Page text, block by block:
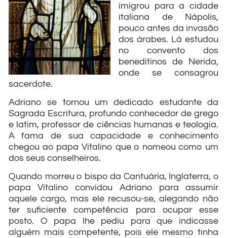
imigrou para a cidade
italiana de Nápolis,
pouco antes da invasão
dos árabes. Lá estudou
no convento dos
beneditinos de Nerida,
onde se consagrou
sacerdote.
Adriano se tornou um dedicado estudante da
Sagrada Escritura, profundo conhecedor de grego
e latim, professor de ciências humanas e teologia.
A fama de sua capacidade e conhecimento
chegou ao papa Vitalino que o nomeou como um
dos seus conselheiros.
Quando morreu o bispo da Cantuária, Inglaterra, o
papa Vitalino convidou Adriano para assumir
aquele cargo, mas ele recusou-se, alegando não
ter suficiente competência para ocupar esse
posto. O papa lhe pediu para que indicasse
alguém mais competente, pois ele mesmo tinha